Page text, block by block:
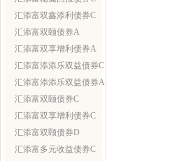
汇添富双鑫添利债券C
汇添富双颐债券A
汇添富双享增利债券A
汇添富添添乐双益债券C
汇添富添添乐双益债券A
汇添富双颐债券C
汇添富双享增利债券C
汇添富双颐债券D
汇添富多元收益债券C